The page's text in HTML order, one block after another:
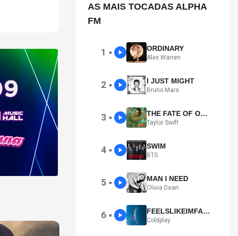
AS MAIS TOCADAS ALPHA
FM
1 ● ORDINARY
Alex Warren
2 ● I JUST MIGHT
Bruno Mars
3 ● THE FATE OF OPHELIA
Taylor Swift
4 ● SWIM
BTS
5 ● MAN I NEED
Olivia Dean
6 ● FEELSLIKEIMFALLINGINLOVE
Coldplay